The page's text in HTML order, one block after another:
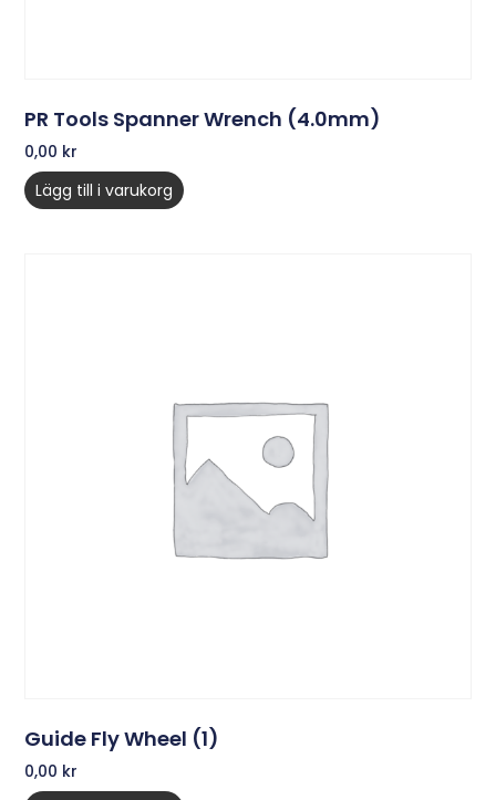
PR Tools Spanner Wrench (4.0mm)
0,00 kr
Lägg till i varukorg
Guide Fly Wheel (1)
0,00 kr